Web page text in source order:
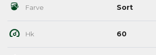
Farve Sort
Hk 60